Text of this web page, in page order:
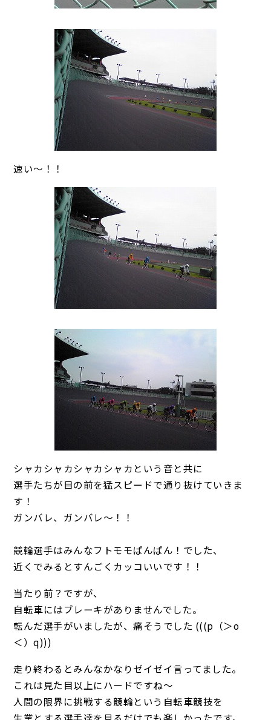
速い～！！
シャカシャカシャカシャカという音と共に
選手たちが目の前を猛スピードで通り抜けていきま
す！
ガンバレ、ガンバレ～！！
競輪選手はみんなフトモモぱんぱん！でした、
近くでみるとすんごくカッコいいです！！
当たり前？ですが、
自転車にはブレーキがありませんでした。
転んだ選手がいましたが、痛そうでした (((p（＞o
＜）q)))
走り終わるとみんなかなりゼイゼイ言ってました。
これは見た目以上にハードですね～
人間の限界に挑戦する競輪という自転車競技を